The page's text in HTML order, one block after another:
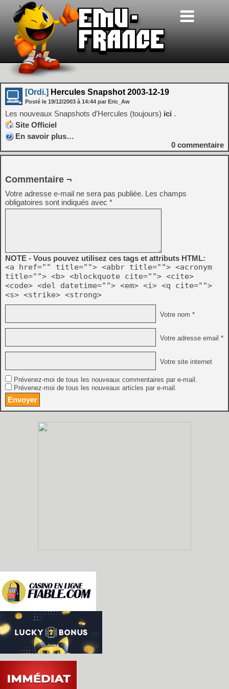
[Ordi.] Hercules Snapshot 2003-12-19
Posté le 19/12/2003 à 14:44 par Eric_Aw
Les nouveaux Snapshots d’Hercules (toujours) ici .
Site Officiel
En savoir plus…
0 commentaire
Commentaire ¬
Votre adresse e-mail ne sera pas publiée. Les champs
obligatoires sont indiqués avec *
NOTE - Vous pouvez utilisez ces tags et attributs HTML:
<a href="" title=""> <abbr title=""> <acronym
title=""> <b> <blockquote cite=""> <cite>
<code> <del datetime=""> <em> <i> <q cite="">
<s> <strike> <strong>
Votre nom *
Votre adresse email *
Votre site internet
Prévenez-moi de tous les nouveaux commentaires par e-mail.
Prévenez-moi de tous les nouveaux articles par e-mail.